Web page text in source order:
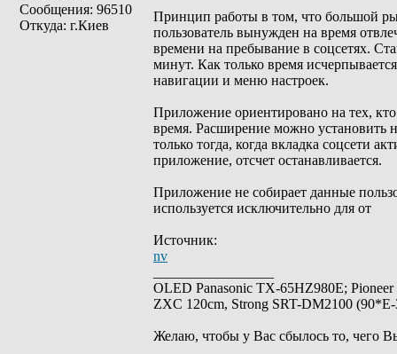
Сообщения: 96510
Откуда: г.Киев
Принцип работы в том, что большой
пользователь вынужден на время
времени на пребывание в соцсетях.
минут. Как только время
навигации и меню настроек.
Приложение ориентировано на тех,
время. Расширение можно установить
только тогда, когда вкладка соцсети
приложение, отсчет останавливается.
Приложение не собирает данные
используется исключительно для от
Источник:
nv
OLED Panasonic TX-65HZ980E;
ZXC 120cm, Strong SRT-DM2100
Желаю, чтобы у Вас сбылось то, чего